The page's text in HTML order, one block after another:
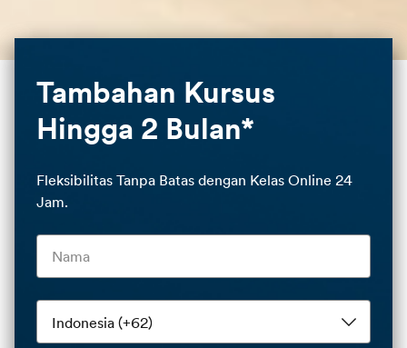
Tambahan Kursus
Hingga 2 Bulan*
Fleksibilitas Tanpa Batas dengan Kelas Online 24
Jam.